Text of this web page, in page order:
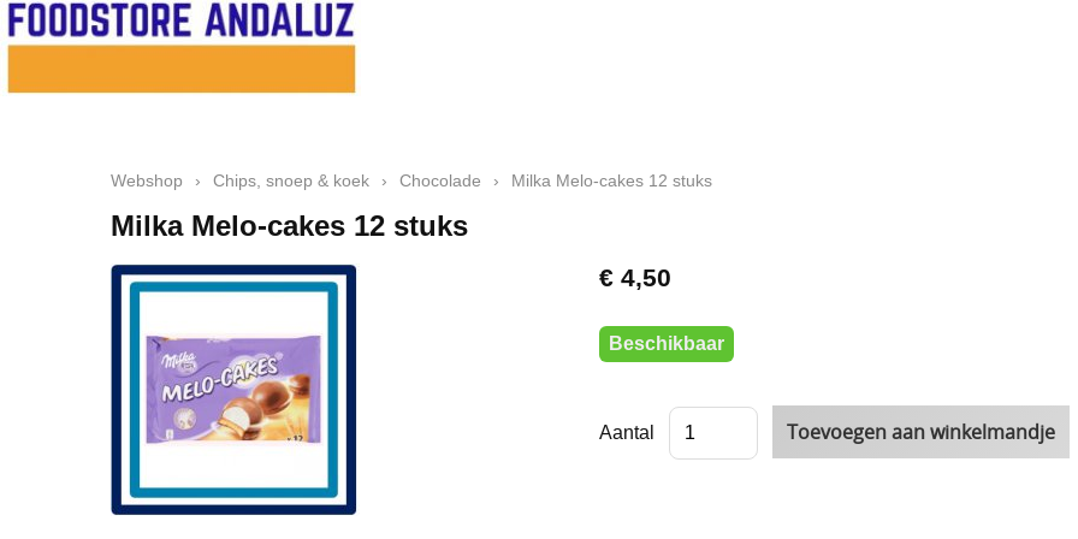
Webshop › Chips, snoep & koek › Chocolade › Milka Melo-cakes 12 stuks
Milka Melo-cakes 12 stuks
€ 4,50
Beschikbaar
Aantal